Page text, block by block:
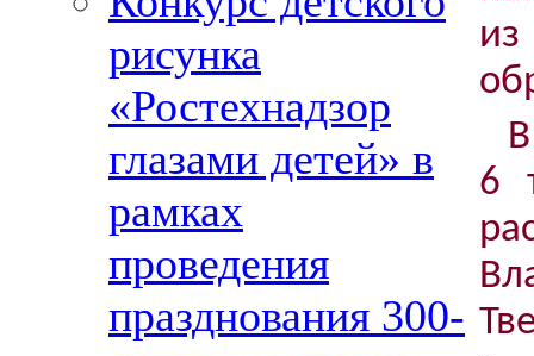
рисунка
«Ростехнадзор
глазами детей» в
рамках
проведения
празднования 300-
6